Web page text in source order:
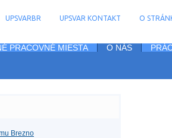
UPSVARBR UPSVAR KONTAKT O
PRACOVNÉ MIESTA O NÁS
Brezno